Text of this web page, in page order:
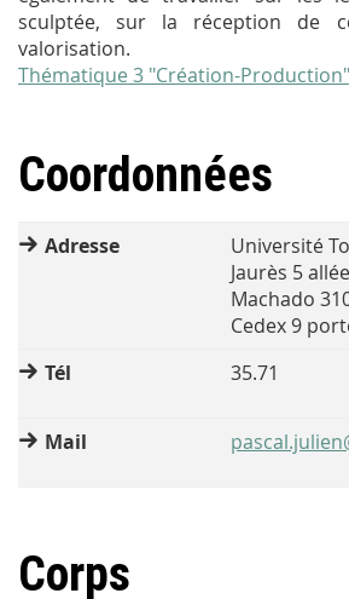
sculptée, sur la réception de
valorisation.
Thématique 3 "Création-Production"
Coordonnées
Adresse
Université
Jaurès 5
Machado
Cedex 9
Tél
35.71
Mail
Corps